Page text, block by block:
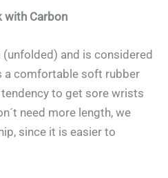
with Carbon
and is considered
a comfortable soft rubber
tendency to get sore wrists
need more length, we
since it is easier to